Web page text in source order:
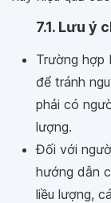
7.1. Lưu ý
Trường hợp
để tránh
phải có
lượng.
Đối với
hướng dẫn
liều lượng,